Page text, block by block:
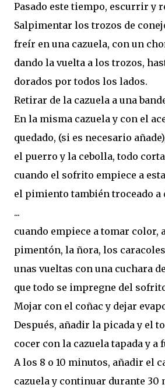
Pasado este tiempo, escurrir y
Salpimentar los trozos de
freír en una cazuela, con un
dando la vuelta a los trozos,
dorados por todos los lados.
Retirar de la cazuela a una
En la misma cazuela y con el
quedado, (si es necesario
el puerro y la cebolla, todo
cuando el sofrito empiece a
el pimiento también troceado a
...
cuando empiece a tomar color,
pimentón, la ñora, los
unas vueltas con una cuchara
que todo se impregne del
Mojar con el coñac y dejar
Después, añadir la picada y el
cocer con la cazuela tapada y a
A los 8 o 10 minutos, añadir el
cazuela y continuar durante 30